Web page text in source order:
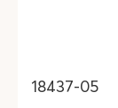
18437-05